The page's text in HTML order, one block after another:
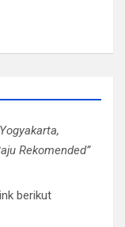
Rekomended”
berikut